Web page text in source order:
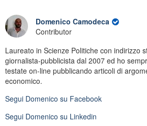
Domenico Camodeca
Contributor
Laureato in Scienze Politiche con indirizzo
giornalista-pubblicista dal 2007 ed ho
testate on-line pubblicando articoli di
economico.
Segui Domenico su Facebook
Segui Domenico su Linkedin